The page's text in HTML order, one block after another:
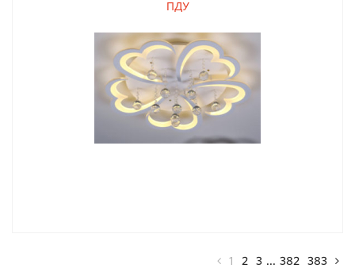
ПДУ
1 2 3 ... 382 383